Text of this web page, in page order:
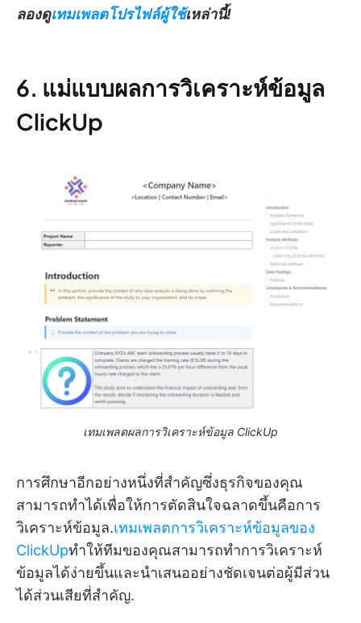
ลองดูเทมเพลตโปรไฟล์ผู้ใช้เหล่านี้!
6. แม่แบบผลการวิเคราะห์ข้อมูล
ClickUp
เทมเพลตผลการวิเคราะห์ข้อมูล ClickUp
การศึกษาอีกอย่างหนึ่งที่สำคัญซึ่งธุรกิจของคุณ
สามารถทำได้เพื่อให้การตัดสินใจฉลาดขึ้นคือการ
วิเคราะห์ข้อมูล.เทมเพลตการวิเคราะห์ข้อมูลของ
ClickUpทำให้ทีมของคุณสามารถทำการวิเคราะห์
ข้อมูลได้ง่ายขึ้นและนำเสนออย่างชัดเจนต่อผู้มีส่วน
ได้ส่วนเสียที่สำคัญ.